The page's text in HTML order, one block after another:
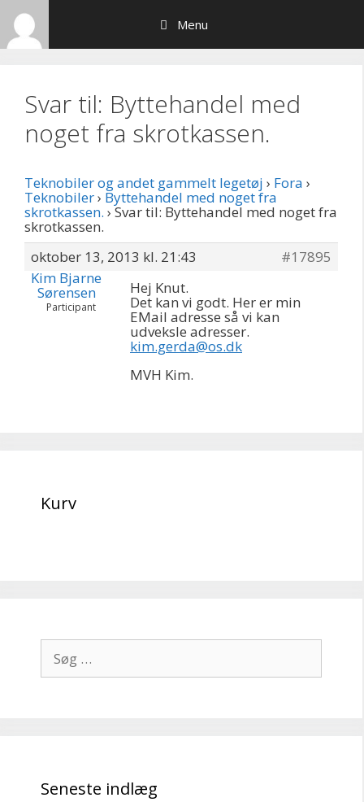
Hop
indhold
Menu
Svar til: Byttehandel med
noget fra skrotkassen.
Teknobiler og andet gammelt legetøj › Fora ›
Teknobiler› Byttehandel med noget fra
skrotkassen. › Svar til: Byttehandel med noget fra
skrotkassen.
oktober 13, 2013 kl. 21:43
#17895
Kim Bjarne
Sørensen
Participant
Hej Knut.
Det kan vi godt. Her er min
EMail adresse så vi kan
udveksle adresser.
kim.gerda@os.dk
MVH Kim.
Kurv
efter:
Seneste indlæg